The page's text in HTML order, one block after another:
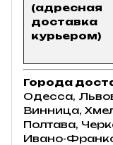
(адресная
доставка
курьером)
Города
Одесса,
Винница,
Полтава,
Ивано-